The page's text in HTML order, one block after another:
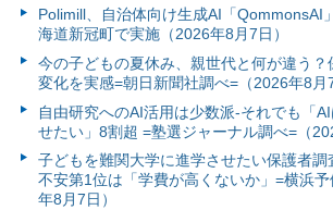
Polimill、自治体向け生成AI「QommonsAI
海道新冠町で実施（2026年8月7日）
今の子どもの夏休み、親世代と何が違う
変化を実感=朝日新聞社調べ=（2026年8月7
自由研究へのAI活用は少数派-それでも「
せたい」8割超 =塾選ジャーナル調べ=（
子どもを難関大学に進学させたい保護者調
不安第1位は「学費が高くないか」=横浜
年8月7日）